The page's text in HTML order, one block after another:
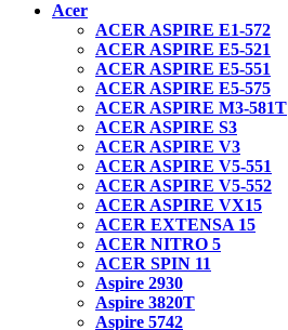
Acer
ACER ASPIRE E1-572
ACER ASPIRE E5-521
ACER ASPIRE E5-551
ACER ASPIRE E5-575
ACER ASPIRE M3-581T
ACER ASPIRE S3
ACER ASPIRE V3
ACER ASPIRE V5-551
ACER ASPIRE V5-552
ACER ASPIRE VX15
ACER EXTENSA 15
ACER NITRO 5
ACER SPIN 11
Aspire 2930
Aspire 3820T
Aspire 5742